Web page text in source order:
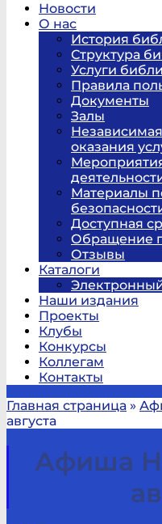
Новости
О нас
История
Структура
Услуги
Правила
Документы
Залы
оказания
Материалы
Доступная
Обращение
Отзывы
Каталоги
Наши издания
Проекты
Клубы
Конкурсы
Коллегам
Контакты
Главная страница »
августа
Афиша